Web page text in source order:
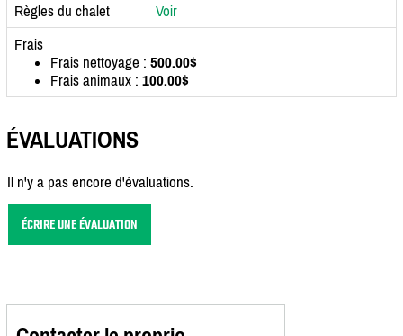
Règles du chalet
Voir
Frais
Frais nettoyage : 500.00$
Frais animaux : 100.00$
ÉVALUATIONS
Il n'y a pas encore d'évaluations.
ÉCRIRE UNE ÉVALUATION